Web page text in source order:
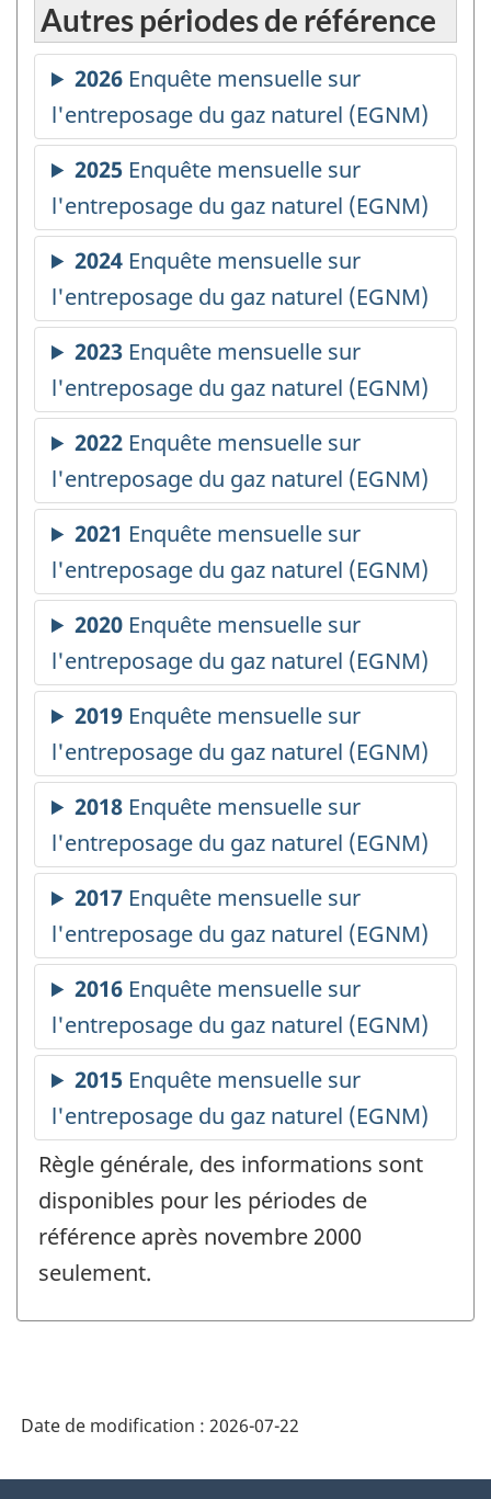
Autres périodes de référence
Règle générale, des informations sont
disponibles pour les périodes de
référence après novembre 2000
seulement.
Date de modification : 2026-07-22